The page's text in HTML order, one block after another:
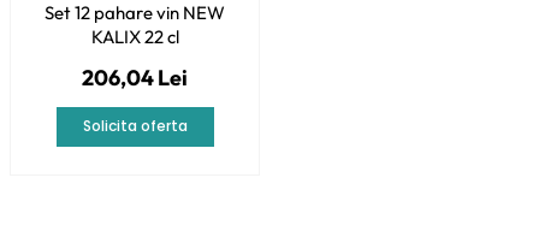
Set 12 pahare vin NEW
KALIX 22 cl
206,04 Lei
Solicita oferta